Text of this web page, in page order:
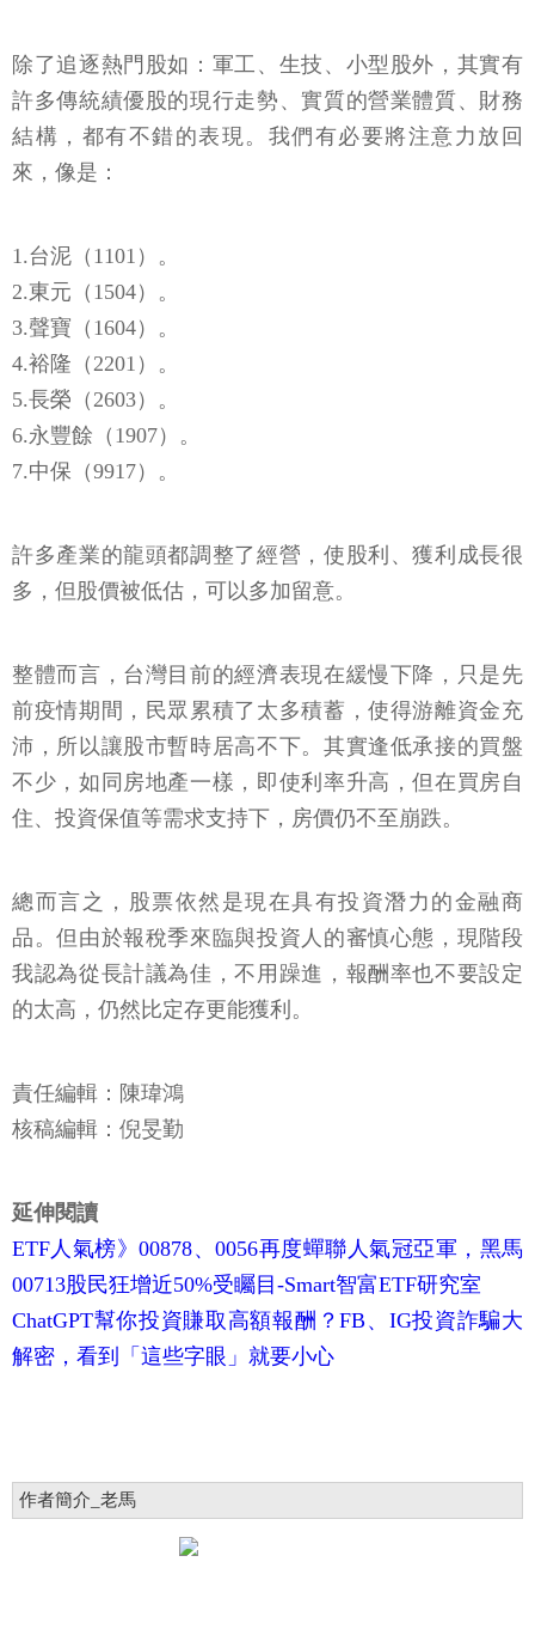
除了追逐熱門股如：軍工、生技、小型股外，其實有
許多傳統績優股的現行走勢、實質的營業體質、財務
結構，都有不錯的表現。我們有必要將注意力放回
來，像是：
1.台泥（1101）。
2.東元（1504）。
3.聲寶（1604）。
4.裕隆（2201）。
5.長榮（2603）。
6.永豐餘（1907）。
7.中保（9917）。
許多產業的龍頭都調整了經營，使股利、獲利成長很
多，但股價被低估，可以多加留意。
整體而言，台灣目前的經濟表現在緩慢下降，只是先
前疫情期間，民眾累積了太多積蓄，使得游離資金充
沛，所以讓股市暫時居高不下。其實逢低承接的買盤
不少，如同房地產一樣，即使利率升高，但在買房自
住、投資保值等需求支持下，房價仍不至崩跌。
總而言之，股票依然是現在具有投資潛力的金融商
品。但由於報稅季來臨與投資人的審慎心態，現階段
我認為從長計議為佳，不用躁進，報酬率也不要設定
的太高，仍然比定存更能獲利。
責任編輯：陳瑋鴻
核稿編輯：倪旻勤
延伸閱讀
ETF人氣榜》00878、0056再度蟬聯人氣冠亞軍，黑馬
00713股民狂增近50%受矚目-Smart智富ETF研究室
ChatGPT幫你投資賺取高額報酬？FB、IG投資詐騙大
解密，看到「這些字眼」就要小心
作者簡介_老馬